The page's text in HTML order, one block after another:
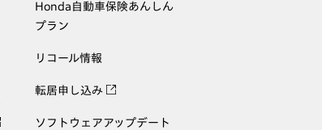
Honda自動車保険あんしん
プラン
リコール情報
転居申し込み
ソフトウェアアップデート